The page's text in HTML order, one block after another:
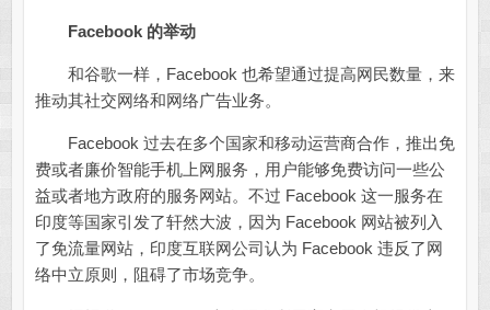
Facebook 的举动
和谷歌一样，Facebook 也希望通过提高网民数量，来
推动其社交网络和网络广告业务。
Facebook 过去在多个国家和移动运营商合作，推出免
费或者廉价智能手机上网服务，用户能够免费访问一些公
益或者地方政府的服务网站。不过 Facebook 这一服务在
印度等国家引发了轩然大波，因为 Facebook 网站被列入
了免流量网站，印度互联网公司认为 Facebook 违反了网
络中立原则，阻碍了市场竞争。